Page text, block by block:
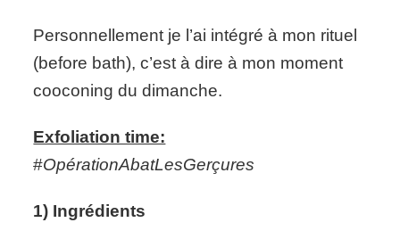
Personnellement je l’ai intégré à mon rituel
(before bath), c’est à dire à mon moment
cooconing du dimanche.
Exfoliation time:
#OpérationAbatLesGerçures
1) Ingrédients